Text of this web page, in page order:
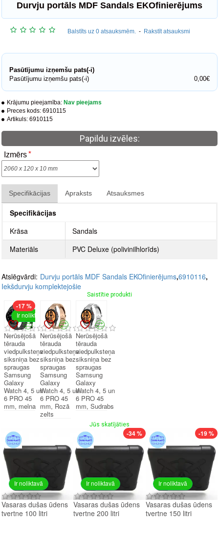
Durvju portāls MDF Sandals EKOfinierējums
Krājumu pieejamība: Nav pieejams
Preces kods: 6910115
Artikuls: 6910115
Balstīts uz 0 atsauksmēm. - Rakstīt atsauksmi
Papildu izvēles:
Izmērs
Pasūtījumu izņemšu pats(-i)
Pasūtījumu izņemšu pats(-i)
0,00€
Specifikācijas Apraksts Atsauksmes
Specifikācijas
Krāsa
Sandals
Materiāls
PVC Deluxe (polivinilhlorīds)
Atslēgvārdi: Durvju portāls MDF Sandals EKOfinierējums,6910116,
Iekšdurvju komplektejošie
Saistītie produkti
Ir noliktavā
-17 %
Nerūsējošā
tērauda
viedpulksteņa
siksniņa bez
spraugas
Samsung
Galaxy
Watch 4, 5 un
6 PRO 45
mm, melna
Nerūsējošā
tērauda
viedpulksteņa
siksniņa bez
spraugas
Samsung
Galaxy
Watch 4, 5 un
6 PRO 45
mm, Rozā
zelts
Nerūsējošā
tērauda
viedpulksteņa
siksniņa bez
spraugas
Samsung
Galaxy
Watch 4, 5 un
6 PRO 45
mm, Sudrabs
Jūs skatījāties
Ir noliktavā
Vasaras dušas ūdens
tvertne 100 litri
Ir noliktavā
-34 %
Vasaras dušas ūdens
tvertne 200 litri
Ir noliktavā
-19 %
Vasaras dušas ūdens
tvertne 150 litri